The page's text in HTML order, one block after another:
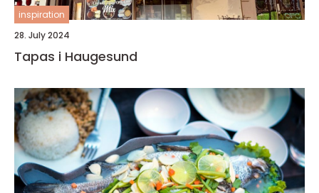
inspiration
28. July 2024
Tapas i Haugesund